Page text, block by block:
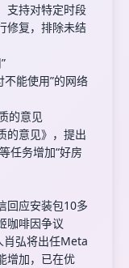
支持对特定时段
修复，排除未结
能使用”的网络
的意见
的意见》，提出
任务增加“好房
回应安装包10多
咖啡因争议
弘将出任Meta
增加，已在优